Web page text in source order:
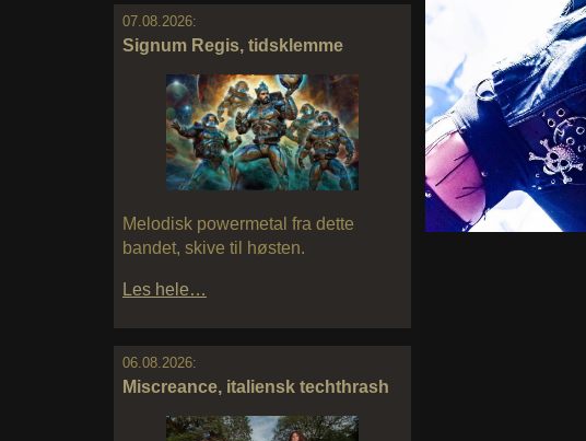
07.08.2026:
Signum Regis, tidsklemme
Melodisk powermetal fra dette
bandet, skive til høsten.
Les hele…
06.08.2026:
Miscreance, italiensk techthrash